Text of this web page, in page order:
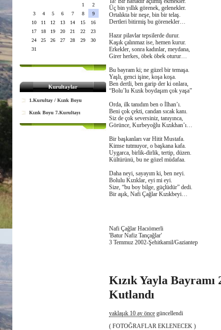
1
2
3
4 5 6 7 8
9
10
11 12 13 14 15
16
17
18 19 20 21 22
23
24
25 26 27 28 29
30
31
Kurultaylar
1.Kurultay / Kızık Boyu
Kızık Boyu 7.Kurultayı
Üç bin yıllık görenek, gelenekler.
Ortalıkta bir neşe, bin bir telaş.
Dertleri bitirmiş bu görenekler…
Hazır pilavlar tepsilerde durur.
Kaşık çalınmaz ise, hemen kurur.
Erkekler, sonra kadınlar, meydana,
Girer herkes, öbek öbek oturur…
Bu bayram ki; ne güzel bir temaşa.
Yaşlı, genci işine, koşa koşa.
Ben dertli, ben garip der ki onlara,
“Bolu’lu Kızık boydaşım çok yaşa”
Orda, ilk tanıdım ben o İlhan’ı.
Beni çok çekti, candan sıcak kanı.
Siz de çok seversiniz, tanıyınca,
Görünce, Kurbeyoğlu Kızıkhan’ı…
Bir başkanları var Hitit Mustafa.
Kimse tutmuyor, o başkana kafa.
Uygarca, birlik-dirlik, tertip, düzen.
Kültürünü, bu ne gözel müdafaa.
Daha neyi, sayayım ki, ben neyi.
Bolulu Kızıklar, eyi mi eyi.
Size, “bu boy bilge, güçlüdür” dedi.
Bir aşık, Nafi Çağlar Kızıkbeyi…
Nafi Çağlar Hacıömerli
'Batur Nafiz Tançağlar'
3 Temmuz 2002-Şehitkamil/Gaziantep
Kızık Yayla
Kutlandı
yaklaşık 10 ay önce güncellendi
( FOTOĞRAFLAR EKLENECEK )